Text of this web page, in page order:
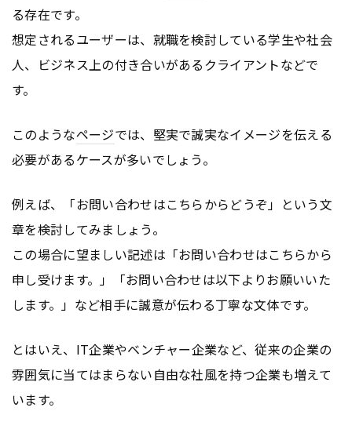
る存在です。
想定されるユーザーは、就職を検討している学生や社会
人、ビジネス上の付き合いがあるクライアントなどで
す。
このようなページでは、堅実で誠実なイメージを伝える
必要があるケースが多いでしょう。
例えば、「お問い合わせはこちらからどうぞ」という文
章を検討してみましょう。
この場合に望ましい記述は「お問い合わせはこちらから
申し受けます。」「お問い合わせは以下よりお願いいた
します。」など相手に誠意が伝わる丁寧な文体です。
とはいえ、IT企業やベンチャー企業など、従来の企業の
雰囲気に当てはまらない自由な社風を持つ企業も増えて
います。